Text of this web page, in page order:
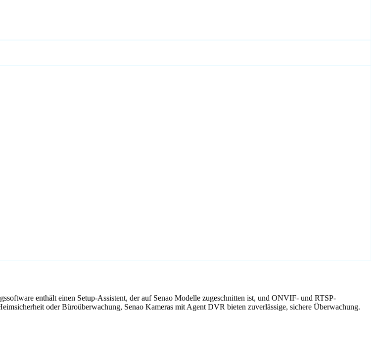
enthält einen Setup-Assistent, der auf Senao Modelle zugeschnitten ist, und ONVIF- und RTSP-
oder Büroüberwachung, Senao Kameras mit Agent DVR bieten zuverlässige, sichere Überwachung.